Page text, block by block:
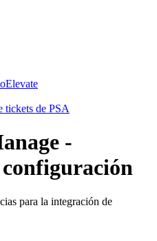
tickets de PSA
-
configuración
para la integración de